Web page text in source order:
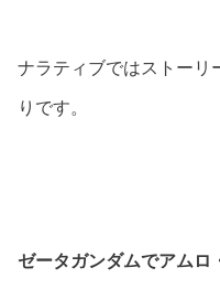
ナラティブではストーリ
りです。
ゼータガンダムでアムロ